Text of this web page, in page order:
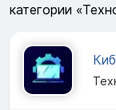
категории